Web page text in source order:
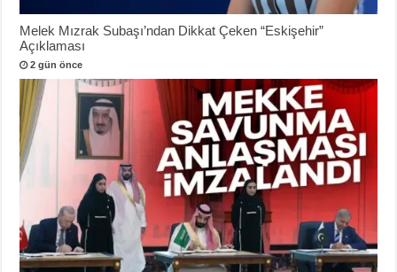
Melek Mızrak Subaşı’ndan Dikkat Çeken “Eskişehir”
Açıklaması
2 gün önce